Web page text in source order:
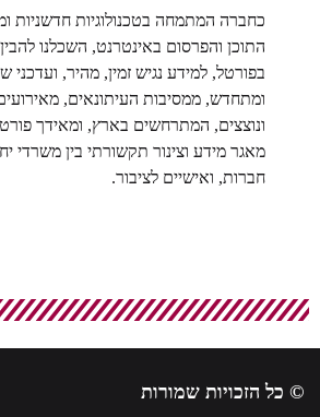
כחברה המתמחה בטכנולוגיות חדשניות
התוכן והפרסום באינטרנט, השכלנו
בפורטל, למידע נגיש זמין, מהיר,
ומתחדש, ממסיבות העיתונאים,
ונוצצים, המתרחשים בארץ, ומאידך
מאגר מידע וצינור תקשורתי בין משרדי
חברות, ואישיים לציבור.
© כל הזכויות שמורות